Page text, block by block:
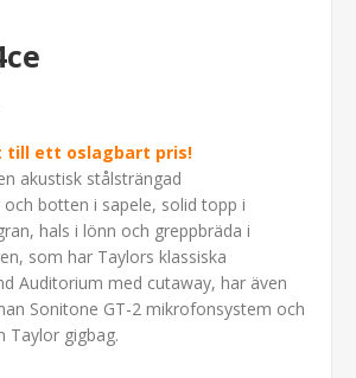
till ett oslagbart pris!
akustisk stålsträngad
botten i sapele, solid topp i
hals i lönn och greppbräda i
som har Taylors klassiska
Auditorium med cutaway, har även
Sonitone GT-2 mikrofonsystem och
Taylor gigbag.